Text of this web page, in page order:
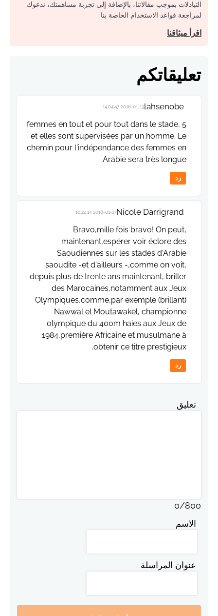
التبادلات بموجب مقالاتنا، بالإضافة إلى تجربة مساهمتك، ندعوك
لمراجعة قواعد الاستخدام الخاصة بنا.
اقرأ ميثاقنا
تعليقاتكم
lahsenobe
2018-01-13 14:04:47
5 femmes en tout et pour tout dans le stade,
et elles sont supervisées par un homme. Le
chemin pour l'indépendance des femmes en
Arabie sera très longue.
رد
Nicole Darrigrand
2018-01-13 10:22:14
Bravo,mille fois bravo! On peut,
maintenant,espérer voir éclore des
Saoudiennes sur les stades d'Arabie
saoudite -et d'ailleurs -,comme on voit,
depuis plus de trente ans maintenant, briller
des Marocaines,notamment aux Jeux
Olympiques,comme,par exemple (brillant)
Nawwal el Moutawakel, championne
olympique du 400m haies aux Jeux de
1984,première Africaine et musulmane à
obtenir ce titre prestigieux.
رد
تعليق
0/800
الاسم
عنوان المراسلة